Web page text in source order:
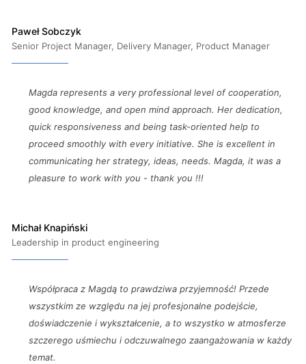
Paweł Sobczyk
Senior Project Manager, Delivery Manager, Product Manager
Magda represents a very professional level of cooperation,
good knowledge, and open mind approach. Her dedication,
quick responsiveness and being task-oriented help to
proceed smoothly with every initiative. She is excellent in
communicating her strategy, ideas, needs. Magda, it was a
pleasure to work with you - thank you !!!
Michał Knapiński
Leadership in product engineering
Współpraca z Magdą to prawdziwa przyjemność! Przede
wszystkim ze względu na jej profesjonalne podejście,
doświadczenie i wykształcenie, a to wszystko w atmosferze
szczerego uśmiechu i odczuwalnego zaangażowania w każdy
temat.